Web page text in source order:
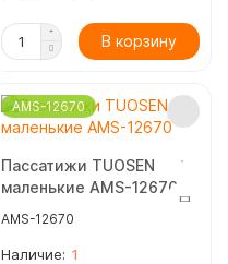
В корзину
AMS-12670
Пассатижи TUOSEN
маленькие AMS-12670
AMS-12670
1